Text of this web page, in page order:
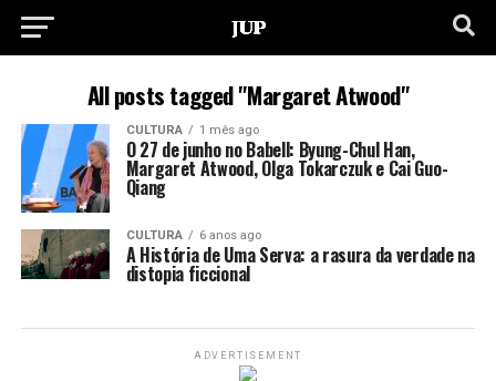
All posts tagged "Margaret Atwood"
CULTURA 1 mês ago
O 27 de junho no Babell: Byung-Chul Han,
Margaret Atwood, Olga Tokarczuk e Cai Guo-
Qiang
CULTURA 6 anos ago
A História de Uma Serva: a rasura da verdade na
distopia ficcional
ADVERTISEMENT